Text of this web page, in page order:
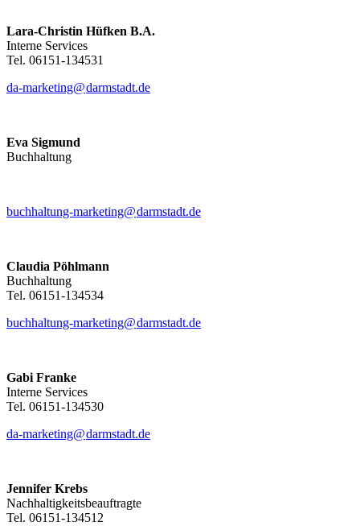
Lara-Christin Hüfken B.A.
Interne Services
Tel. 06151-134531
da-marketing@darmstadt.de
Eva Sigmund
Buchhaltung
buchhaltung-marketing@darmstadt.de
Claudia Pöhlmann
Buchhaltung
Tel. 06151-134534
buchhaltung-marketing@darmstadt.de
Gabi Franke
Interne Services
Tel. 06151-134530
da-marketing@darmstadt.de
Jennifer Krebs
Nachhaltigkeitsbeauftragte
Tel. 06151-134512